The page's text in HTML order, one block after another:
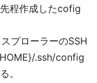
程作成したcofig
プローラーのSSH
.ssh/config
。